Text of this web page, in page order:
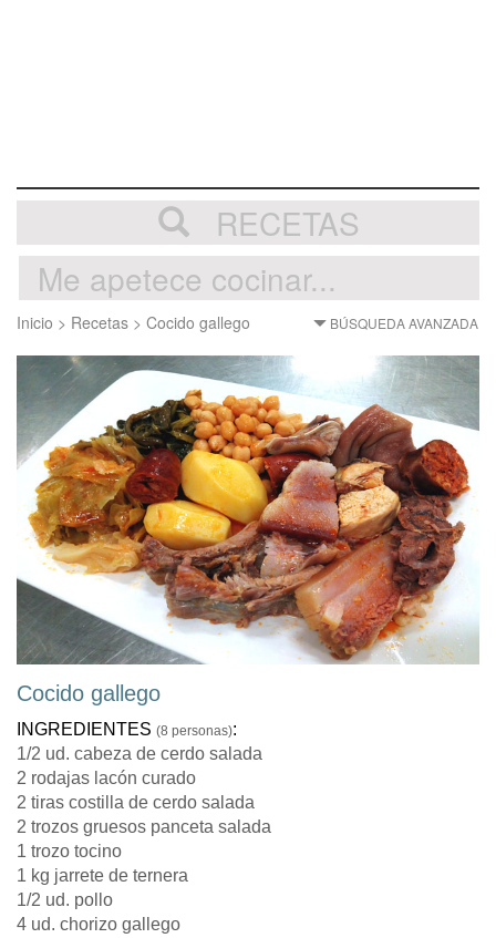
RECETAS
Inicio > Recetas > Cocido gallego BÚSQUEDA AVANZADA
Cocido gallego
INGREDIENTES (8 personas):
1/2 ud. cabeza de cerdo salada
2 rodajas lacón curado
2 tiras costilla de cerdo salada
2 trozos gruesos panceta salada
1 trozo tocino
1 kg jarrete de ternera
1/2 ud. pollo
4 ud. chorizo gallego